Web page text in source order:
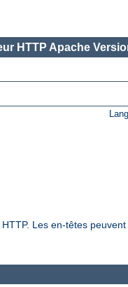
HTTP Apache
Les en-têtes